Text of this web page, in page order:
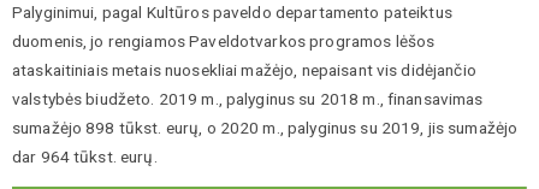
Palyginimui, pagal Kultūros paveldo departamento pateiktus
duomenis, jo rengiamos Paveldotvarkos programos lėšos
ataskaitiniais metais nuosekliai mažėjo, nepaisant vis didėjančio
valstybės biudžeto. 2019 m., palyginus su 2018 m., finansavimas
sumažėjo 898 tūkst. eurų, o 2020 m., palyginus su 2019, jis sumažėjo
dar 964 tūkst. eurų.